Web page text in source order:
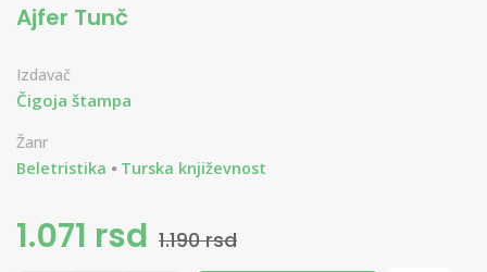
Ajfer Tunč
Izdavač
Čigoja štampa
Žanr
Beletristika
Turska književnost
1.071 rsd 1.190 rsd